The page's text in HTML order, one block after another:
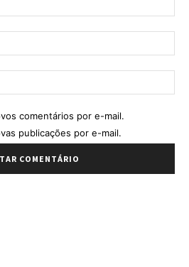
comentários por e-mail.
publicações por e-mail.